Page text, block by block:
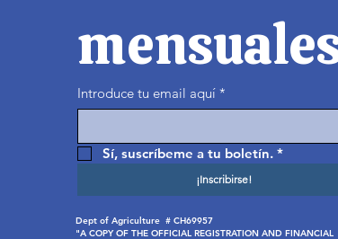
Introduce tu email aquí *
Sí, suscríbeme a tu boletín. *
¡Inscribirse!
Dept of Agriculture # CH69957
"A COPY OF THE OFFICIAL REGISTRATION AND FINANCIAL